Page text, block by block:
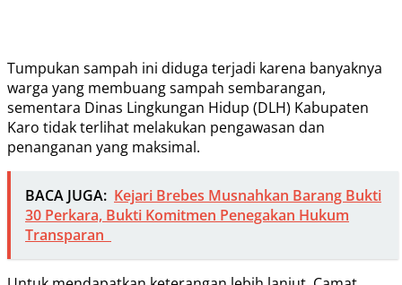
Tumpukan sampah ini diduga terjadi karena banyaknya
warga yang membuang sampah sembarangan,
sementara Dinas Lingkungan Hidup (DLH) Kabupaten
Karo tidak terlihat melakukan pengawasan dan
penanganan yang maksimal.
BACA JUGA: Kejari Brebes Musnahkan Barang Bukti
30 Perkara, Bukti Komitmen Penegakan Hukum
Transparan